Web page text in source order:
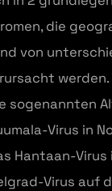
die
von
werden.
sogenannten
Virus in
Hantaan-Virus
Virus auf